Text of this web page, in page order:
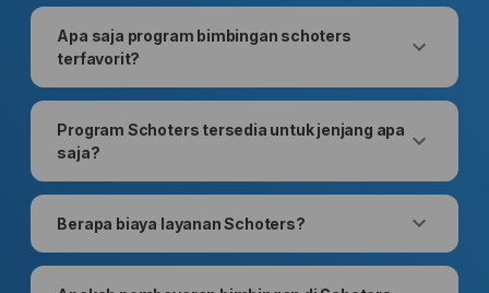
Apa saja program bimbingan schoters
terfavorit?
Program Schoters tersedia untuk jenjang apa
saja?
Berapa biaya layanan Schoters?